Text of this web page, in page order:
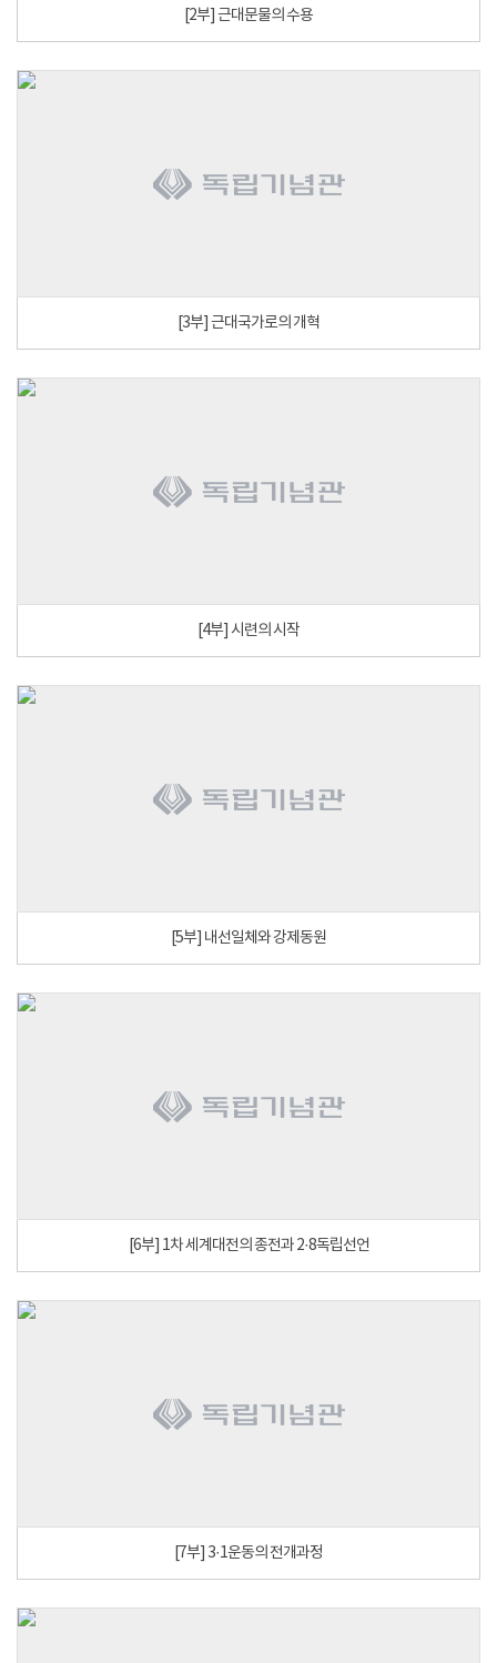
[2부] 근대문물의 수용
[3부] 근대국가로의 개혁
[4부] 시련의 시작
[5부] 내선일체와 강제동원
[6부] 1차 세계대전의 종전과 2·8독립선언
[7부] 3·1운동의 전개과정